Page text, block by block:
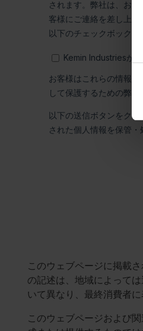
このウェブページに掲載
の記述は、地域によって
いて異なり、最終消費者
このウェブページおよび